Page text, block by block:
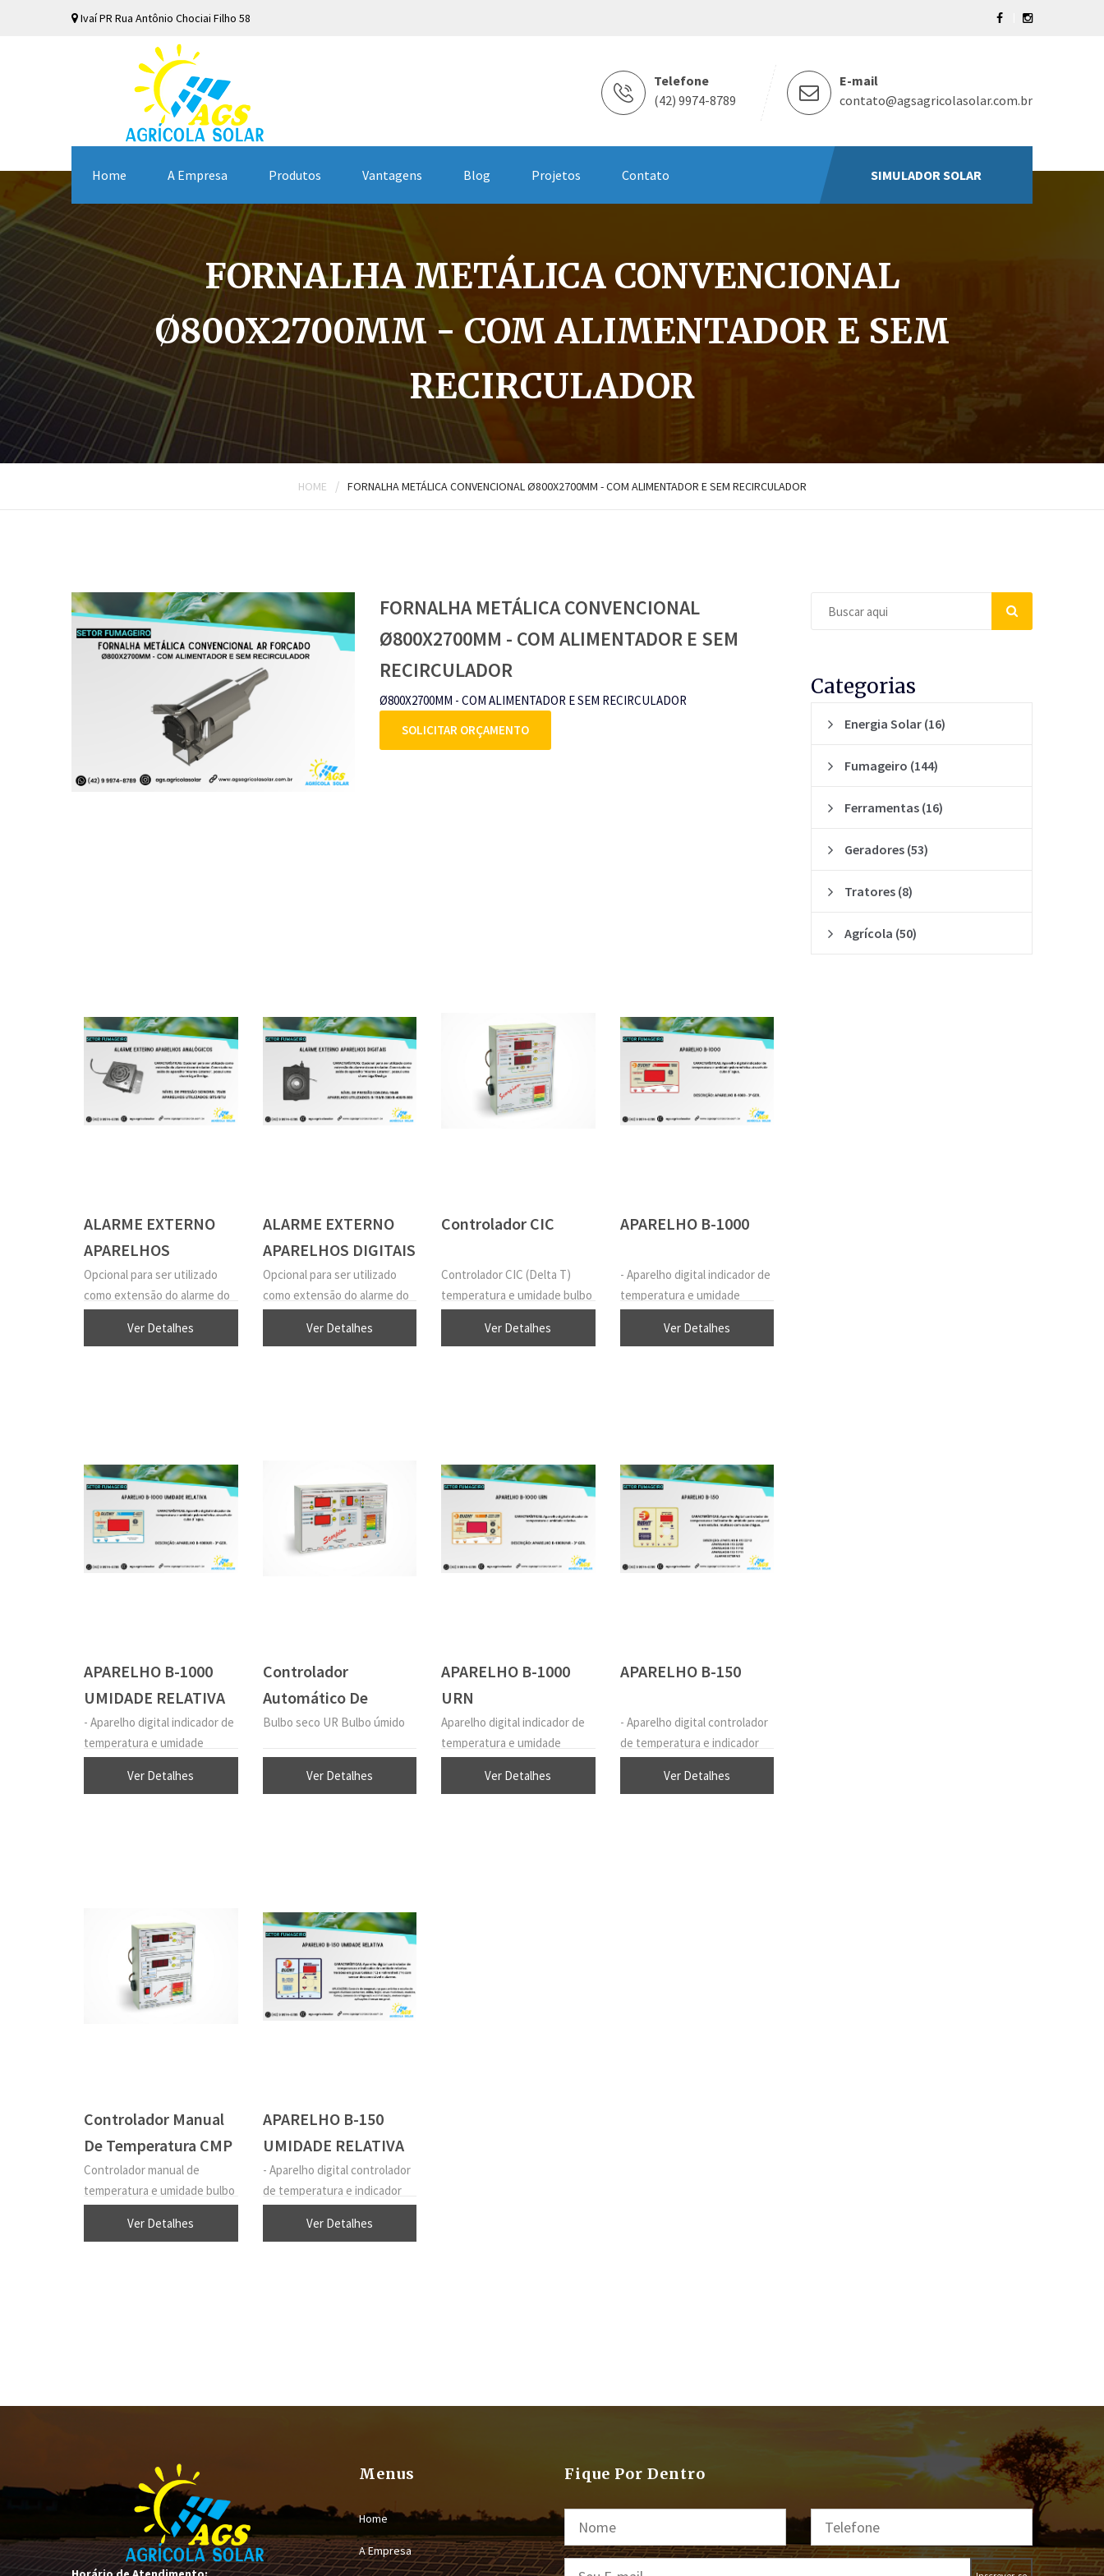
IvaíPR Rua Antônio Chociai Filho 58
Telefone
(42) 9974-8789
E-mail
contato@agsagricolasolar.com.br
Home A Empresa Produtos Vantagens Blog Projetos Contato SIMULADOR SOLAR
FORNALHA METÁLICA CONVENCIONAL
Ø800X2700MM - COM ALIMENTADOR E SEM
RECIRCULADOR
HOME / FORNALHA METÁLICA CONVENCIONAL Ø800X2700MM - COM ALIMENTADOR E SEM RECIRCULADOR
FORNALHA METÁLICA CONVENCIONAL
Ø800X2700MM - COM ALIMENTADOR E SEM
RECIRCULADOR
Ø800X2700MM - COM ALIMENTADOR E SEM RECIRCULADOR
SOLICITAR ORÇAMENTO
ALARME EXTERNO
APARELHOS
ANALÓGICOS
Opcional para ser utilizado
como extensão do alarme do
saída do aparelho “Alarme
Ver Detalhes
ALARME EXTERNO
APARELHOS DIGITAIS
Opcional para ser utilizado
como extensão do alarme do
saída do aparelho “Alarme
Ver Detalhes
Controlador CIC
Controlador CIC (Delta T)
temperatura e umidade bulbo
Ver Detalhes
APARELHO B-1000
- Aparelho digital indicador de
temperatura e umidade
Ver Detalhes
APARELHO B-1000
UMIDADE RELATIVA
- Aparelho digital indicador de
temperatura e umidade
Ver Detalhes
Controlador
Automático De
Temperatura E
Bulbo seco UR Bulbo úmido
Ver Detalhes
APARELHO B-1000
URN
Aparelho digital indicador de
temperatura e umidade
Ver Detalhes
APARELHO B-150
- Aparelho digital controlador
de temperatura e indicador
em estufas. multiuso com
Ver Detalhes
Controlador Manual
De Temperatura CMP
20
Controlador manual de
temperatura e umidade bulbo
de temperatura e umidade
Ver Detalhes
APARELHO B-150
UMIDADE RELATIVA
- Aparelho digital controlador
de temperatura e indicador
em graus Celsius (ºC) e
Ver Detalhes
Categorias
Energia Solar (16)
Fumageiro (144)
Ferramentas (16)
Geradores (53)
Tratores (8)
Agrícola (50)
Menus
Home
A Empresa
Fique Por Dentro